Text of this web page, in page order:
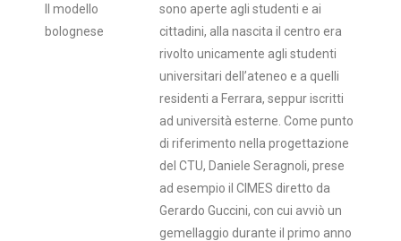
Il modello
bolognese
sono aperte agli studenti e ai
cittadini, alla nascita il centro era
rivolto unicamente agli studenti
universitari dell’ateneo e a quelli
residenti a Ferrara, seppur iscritti
ad università esterne. Come punto
di riferimento nella progettazione
del CTU, Daniele Seragnoli, prese
ad esempio il CIMES diretto da
Gerardo Guccini, con cui avviò un
gemellaggio durante il primo anno